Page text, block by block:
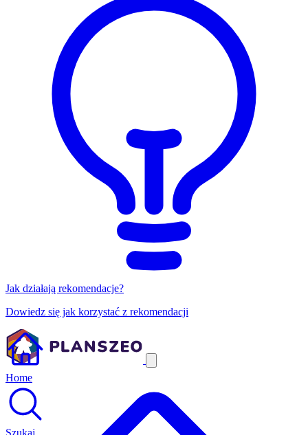
Jak działają rekomendacje?
Dowiedz się jak korzystać z rekomendacji
Home
Szukaj